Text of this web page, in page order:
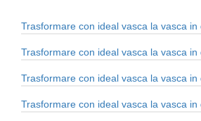
Trasformare con ideal vasca la vasca in
Trasformare con ideal vasca la vasca in
Trasformare con ideal vasca la vasca in
Trasformare con ideal vasca la vasca in